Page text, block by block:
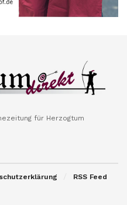
für Herzogtum
RSS Feed